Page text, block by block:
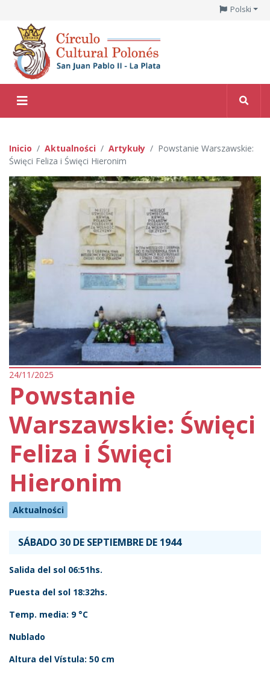
Polski
Inicio Aktualności Artykuły
Powstanie Warszawskie:
Święci Feliza i Święci Hieronim
24/11/2025
Powstanie
Warszawskie: Święci
Feliza i Święci
Hieronim
Aktualności
SÁBADO 30 DE SEPTIEMBRE DE 1944
Salida del sol 06:51hs.
Puesta del sol 18:32hs.
Temp. media: 9 °C
Nublado
Altura del Vístula: 50 cm